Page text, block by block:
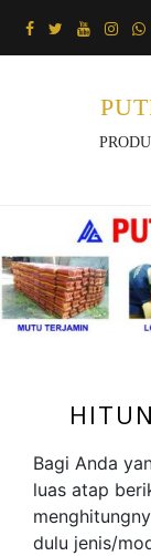
Bagi Anda
luas atap
dulu jenis/